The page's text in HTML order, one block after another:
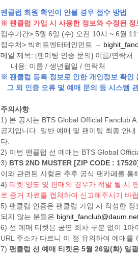
팬클럽 회원 확인이 안될 경우 접수 방법
※ 팬클럽 가입 시 사용한 정보와 수정된
접수기간> 5월 6일 (수) 오전 10시 ~ 6월
접수처> 빅히트엔터테인먼트 →
메일 제목: [팬미팅 인증 문의] 이름/연락처
내용: 이름 / 생년월일 / 연락처
※ 팬클럽 등록 정보로 인한 개인정보 확인
그 외 인증 오류 및 예매 문의 등 시스템
주의사항
1) 본 공지는 BTS Global Official Fanclub
공지입니다. 일반 예매 및 팬미팅 최종 안
다.
2) 이번 팬클럽 선 예매는 BTS Global
3) BTS 2ND MUSTER [ZIP CODE :
이와 관련된 사항은 추후 공식 팬카페를 통
4) 티켓 양도 및 판매의 경우가 적발 될 시
로 증거 자료를 캡쳐하여 신고해주시기 바
5) 팬클럽 인증은 팬클럽 가입 시 작성한
되지 않는 분들은
6) 선 예매 티켓은 공연 회차 구분 없이 1
URL 주소가 다르니 이 점 유의하여 예매를
7) 팬클럽 선 예매 티켓은 5월 26일(화) 일